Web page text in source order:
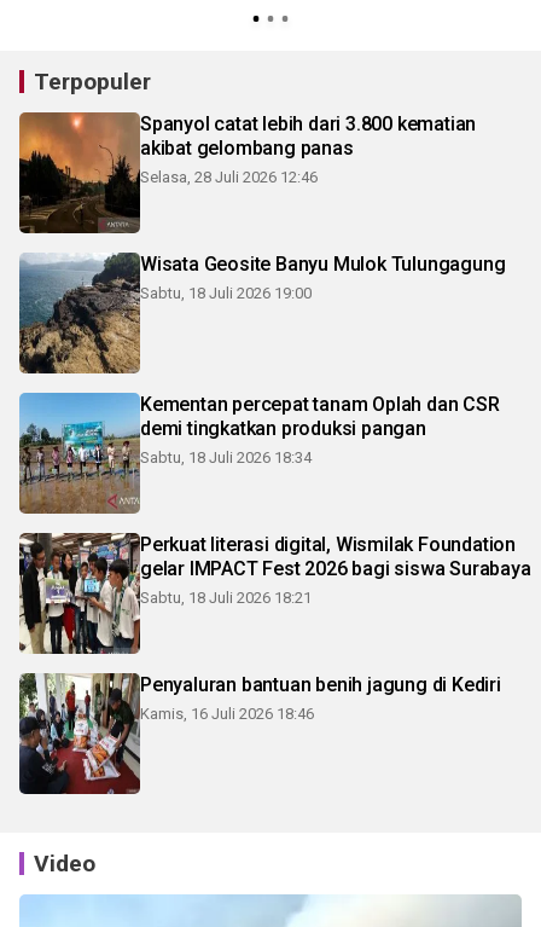
Terpopuler
Spanyol catat lebih dari 3.800 kematian
akibat gelombang panas
Selasa, 28 Juli 2026 12:46
Wisata Geosite Banyu Mulok Tulungagung
Sabtu, 18 Juli 2026 19:00
Kementan percepat tanam Oplah dan CSR
demi tingkatkan produksi pangan
Sabtu, 18 Juli 2026 18:34
Perkuat literasi digital, Wismilak Foundation
gelar IMPACT Fest 2026 bagi siswa Surabaya
Sabtu, 18 Juli 2026 18:21
Penyaluran bantuan benih jagung di Kediri
Kamis, 16 Juli 2026 18:46
Video